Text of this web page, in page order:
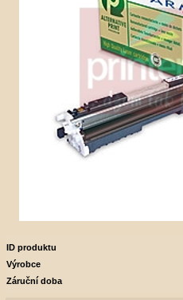
ID produktu
Výrobce
Záruční doba